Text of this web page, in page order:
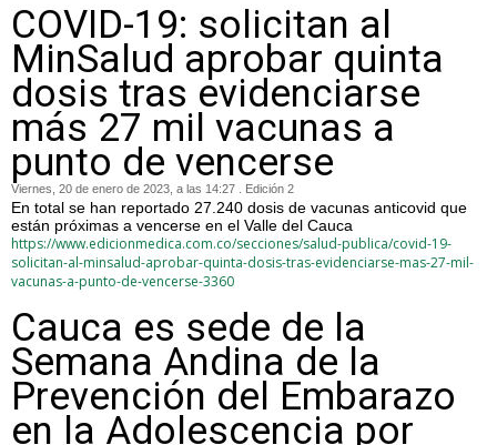
COVID-19: solicitan al
MinSalud aprobar quinta
dosis tras evidenciarse
más 27 mil vacunas a
punto de vencerse
Viernes, 20 de enero de 2023, a las 14:27 . Edición 2
En total se han reportado 27.240 dosis de vacunas anticovid que
están próximas a vencerse en el Valle del Cauca
https://www.edicionmedica.com.co/secciones/salud-publica/covid-19-
solicitan-al-minsalud-aprobar-quinta-dosis-tras-evidenciarse-mas-27-mil-
vacunas-a-punto-de-vencerse-3360
Cauca es sede de la
Semana Andina de la
Prevención del Embarazo
en la Adolescencia por